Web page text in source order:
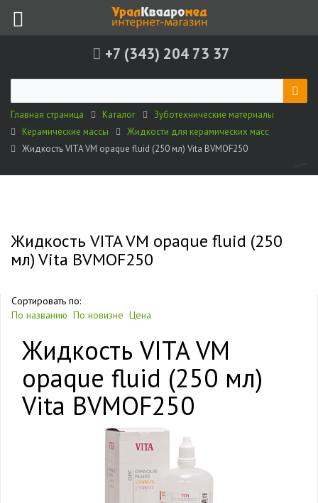
+7 (343) 204 73 37
Главная страница Каталог
Зуботехнические материалы
Керамические массы
Жидкости для керамических масс
Жидкость VITA VM opaque fluid (250 мл) Vita BVMOF250
Жидкость VITA VM opaque fluid (250
мл) Vita BVMOF250
Сортировать по:
По названию По новизне Цена
Жидкость VITA VM
opaque fluid (250 мл)
Vita BVMOF250